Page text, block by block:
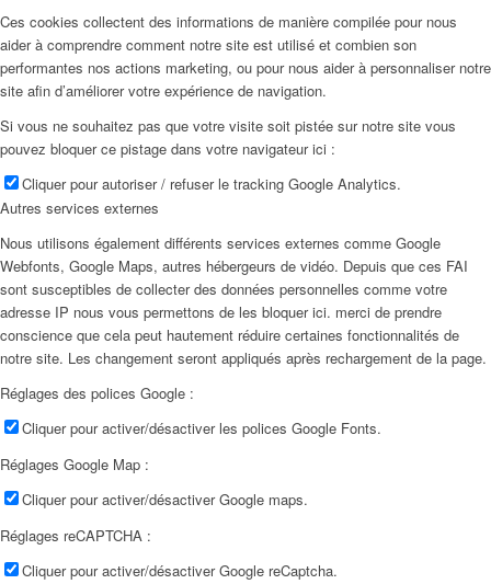
Ces cookies collectent des informations de manière compilée pour nous
aider à comprendre comment notre site est utilisé et combien son
performantes nos actions marketing, ou pour nous aider à personnaliser notre
site afin d’améliorer votre expérience de navigation.
Si vous ne souhaitez pas que votre visite soit pistée sur notre site vous
pouvez bloquer ce pistage dans votre navigateur ici :
Cliquer pour autoriser / refuser le tracking Google Analytics.
Autres services externes
Nous utilisons également différents services externes comme Google
Webfonts, Google Maps, autres hébergeurs de vidéo. Depuis que ces FAI
sont susceptibles de collecter des données personnelles comme votre
adresse IP nous vous permettons de les bloquer ici. merci de prendre
conscience que cela peut hautement réduire certaines fonctionnalités de
notre site. Les changement seront appliqués après rechargement de la page.
Réglages des polices Google :
Cliquer pour activer/désactiver les polices Google Fonts.
Réglages Google Map :
Cliquer pour activer/désactiver Google maps.
Réglages reCAPTCHA :
Cliquer pour activer/désactiver Google reCaptcha.